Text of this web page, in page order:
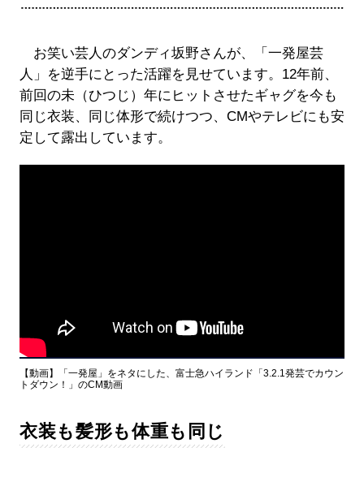
お笑い芸人のダンディ坂野さんが、「一発屋芸
人」を逆手にとった活躍を見せています。12年前、
前回の未（ひつじ）年にヒットさせたギャグを今も
同じ衣装、同じ体形で続けつつ、CMやテレビにも安
定して露出しています。
【動画】「一発屋」をネタにした、富士急ハイランド「3.2.1発芸でカウン
トダウン！」のCM動画
衣装も髪形も体重も同じ